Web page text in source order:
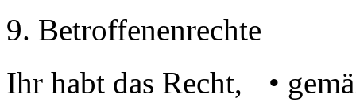
9. Betroffenenrechte
Ihr habt das Recht, •